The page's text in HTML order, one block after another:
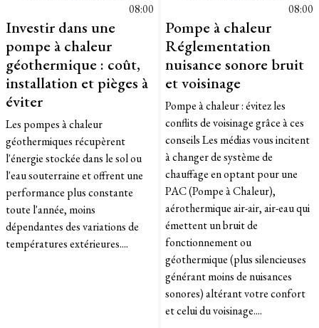
08:00
Investir dans une
pompe à chaleur
géothermique : coût,
installation et pièges à
éviter
Les pompes à chaleur
géothermiques récupèrent
l'énergie stockée dans le sol ou
l'eau souterraine et offrent une
performance plus constante
toute l'année, moins
dépendantes des variations de
températures extérieures....
08:00
Pompe à chaleur
Réglementation
nuisance sonore bruit
et voisinage
Pompe à chaleur : évitez les
conflits de voisinage grâce à ces
conseils Les médias vous incitent
à changer de système de
chauffage en optant pour une
PAC (Pompe à Chaleur),
aérothermique air-air, air-eau qui
émettent un bruit de
fonctionnement ou
géothermique (plus silencieuses
générant moins de nuisances
sonores) altérant votre confort
et celui du voisinage....